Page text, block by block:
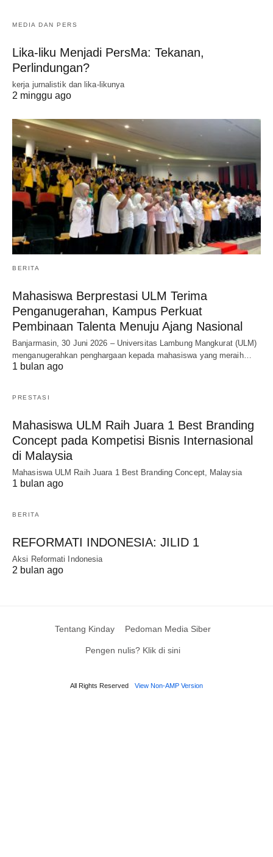
MEDIA DAN PERS
Lika-liku Menjadi PersMa: Tekanan,
Perlindungan?
kerja jurnalistik dan lika-likunya
2 minggu ago
BERITA
Mahasiswa Berprestasi ULM Terima
Penganugerahan, Kampus Perkuat
Pembinaan Talenta Menuju Ajang Nasional
Banjarmasin, 30 Juni 2026 – Universitas Lambung Mangkurat (ULM)
menganugerahkan penghargaan kepada mahasiswa yang meraih…
1 bulan ago
PRESTASI
Mahasiswa ULM Raih Juara 1 Best Branding
Concept pada Kompetisi Bisnis Internasional
di Malaysia
Mahasiswa ULM Raih Juara 1 Best Branding Concept, Malaysia
1 bulan ago
BERITA
REFORMATI INDONESIA: JILID 1
Aksi Reformati Indonesia
2 bulan ago
Tentang Kinday Pedoman Media Siber
Pengen nulis? Klik di sini
All Rights Reserved View Non-AMP Version